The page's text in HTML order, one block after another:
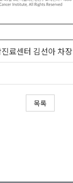
료센터 김선아 차장
목록